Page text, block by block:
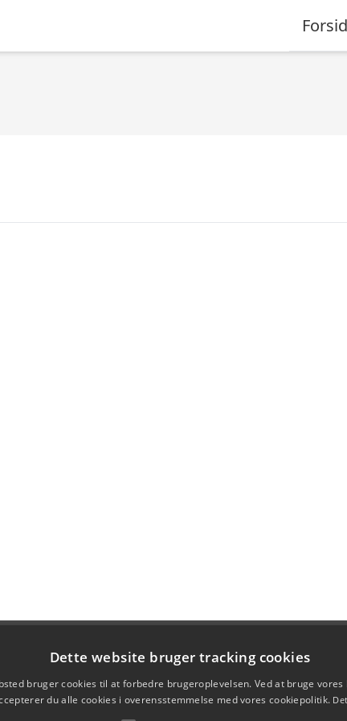
Dette website bruger tracking cookies
bruger cookies til at forbedre brugeroplevelsen. Ved at bruge vores
du alle cookies i overensstemmelse med vores cookiepolitik.